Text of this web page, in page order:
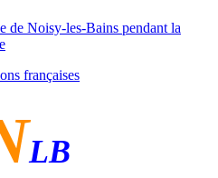
de Noisy-les-Bains pendant la
françaises
LB